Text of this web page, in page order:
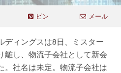
ピン メール
ディングスは8日、ミスター
離し、物流子会社として新会
。社名は未定。物流子会社は